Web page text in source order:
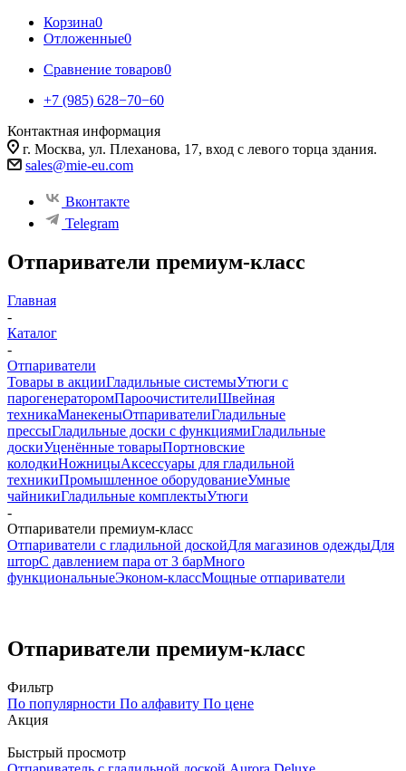
Корзина0
Отложенные0
Сравнение товаров0
+7 (985) 628−70−60
Контактная информация
г. Москва, ул. Плеханова, 17, вход с левого торца здания.
sales@mie-eu.com
Вконтакте
Telegram
Отпариватели премиум-класс
Главная
-
Каталог
-
Отпариватели
Товары в акцииГладильные системыУтюги с
парогенераторомПароочистителиШвейная
техникаМанекеныОтпаривателиГладильные
прессыГладильные доски с функциямиГладильные
доскиУценённые товарыПортновские
колодкиНожницыАксессуары для гладильной
техникиПромышленное оборудованиеУмные
чайникиГладильные комплектыУтюги
-
Отпариватели премиум-класс
Отпариватели с гладильной доскойДля магазинов одеждыДля
шторС давлением пара от 3 барМного
функциональныеЭконом-классМощные отпариватели
Отпариватели премиум-класс
Фильтр
По популярности По алфавиту По цене
Акция
Быстрый просмотр